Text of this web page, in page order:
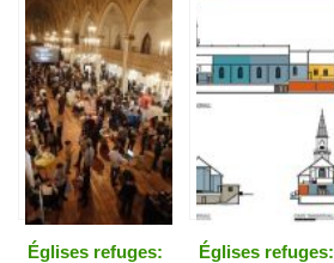
Églises refuges:
Églises refuges: